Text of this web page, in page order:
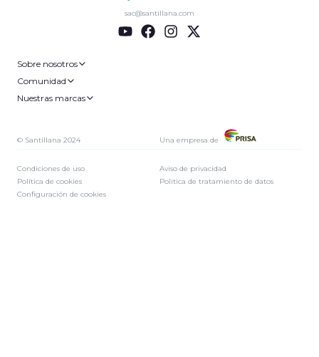
sac@santillana.com
Sobre nosotros
Comunidad
Nuestras marcas
© Santillana 2024 Una empresa de
Condiciones de uso
Política de cookies
Configuración de cookies
Aviso de privacidad
Politica de tratamiento de datos